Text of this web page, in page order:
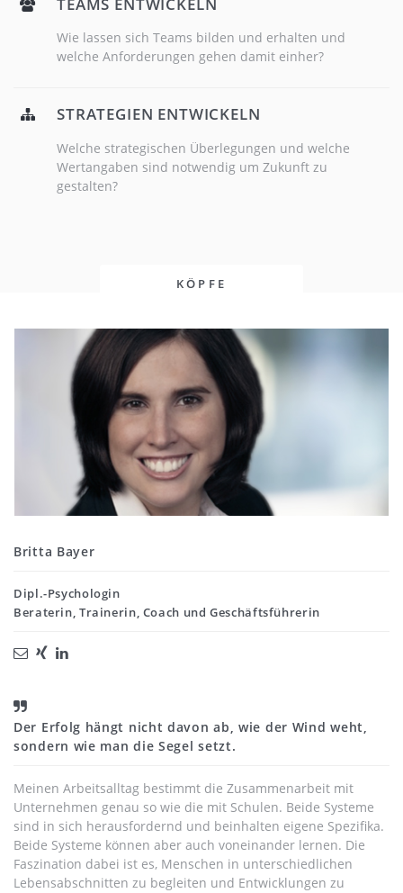
Wie lassen sich Teams bilden und erhalten und
welche Anforderungen gehen damit einher?
STRATEGIEN ENTWICKELN
Welche strategischen Überlegungen und welche
Wertangaben sind notwendig um Zukunft zu
gestalten?
KÖPFE
Britta Bayer
Dipl.-Psychologin
Beraterin, Trainerin, Coach und Geschäftsführerin
Der Erfolg hängt nicht davon ab, wie der Wind weht,
sondern wie man die Segel setzt.
Meinen Arbeitsalltag bestimmt die Zusammenarbeit mit
Unternehmen genau so wie die mit Schulen. Beide Systeme
sind in sich herausfordernd und beinhalten eigene Spezifika.
Beide Systeme können aber auch voneinander lernen. Die
Faszination dabei ist es, Menschen in unterschiedlichen
Lebensabschnitten zu begleiten und Entwicklungen zu